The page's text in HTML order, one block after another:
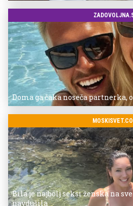
Doma ga čaka noseča partnerka,
Bila je najbolj seksi ženska na
navdušila